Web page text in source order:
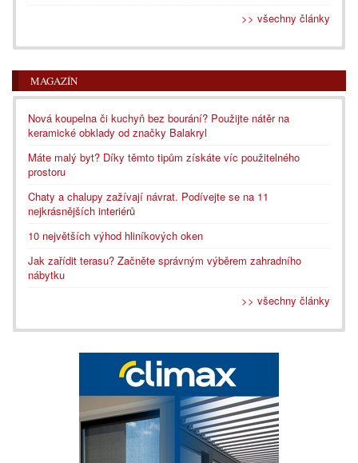
>> všechny články
MAGAZÍN
Nová koupelna či kuchyň bez bourání? Použijte nátěr na
keramické obklady od značky Balakryl
Máte malý byt? Díky těmto tipům získáte víc použitelného
prostoru
Chaty a chalupy zažívají návrat. Podívejte se na 11
nejkrásnějších interiérů
10 největších výhod hliníkových oken
Jak zařídit terasu? Začněte správným výběrem zahradního
nábytku
>> všechny články